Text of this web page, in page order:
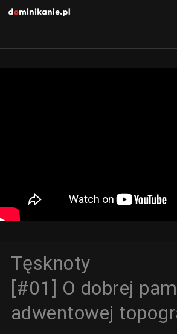
Tęsknoty
[#01] O dobrej
adwentowej